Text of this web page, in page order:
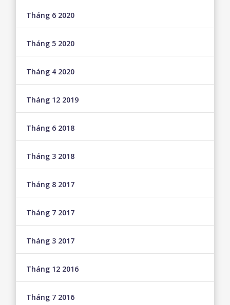
Tháng 6 2020
Tháng 5 2020
Tháng 4 2020
Tháng 12 2019
Tháng 6 2018
Tháng 3 2018
Tháng 8 2017
Tháng 7 2017
Tháng 3 2017
Tháng 12 2016
Tháng 7 2016